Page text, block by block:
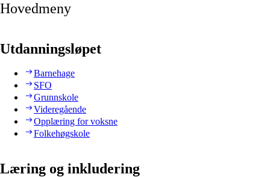
Hovedmeny
Utdanningsløpet
Barnehage
SFO
Grunnskole
Videregående
Opplæring for voksne
Folkehøgskole
Læring og inkludering